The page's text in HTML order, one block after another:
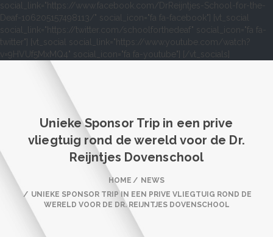
social_link="https://www.facebook.com/DrReijntjes-School-for-the-
Deaf-106205157498113/" social_icon="fa fa-facebook"] [vt_social
social_link="https://twitter.com/schoolforthedeaf" social_icon="fa fa-
twitter"] [vt_social social_link="https://www.youtube.com/watch?
v=9HVUf5MxMQ4" social_icon="fa fa-youtube"] [/vt_socials]
Unieke Sponsor Trip in een prive
vliegtuig rond de wereld voor de Dr.
Reijntjes Dovenschool
HOME
NEWS
UNIEKE SPONSOR TRIP IN EEN PRIVE VLIEGTUIG ROND DE
WERELD VOOR DE DR. REIJNTJES DOVENSCHOOL